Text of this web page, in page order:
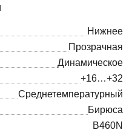
Нижнее
Прозрачная
Динамическое
+16…+32
Среднетемпературный
Бирюса
B460N